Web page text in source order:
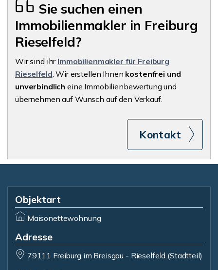
Sie suchen einen
Immobilienmakler in Freiburg
Rieselfeld?
Wir sind ihr Immobilienmakler für Freiburg
Rieselfeld. Wir erstellen Ihnen kostenfrei und
unverbindlich eine Immobilienbewertung und
übernehmen auf Wunsch auf den Verkauf.
Kontakt
Objektart
Maisonettewohnung
Adresse
79111 Freiburg im Breisgau - Rieselfeld (Stadtteil)